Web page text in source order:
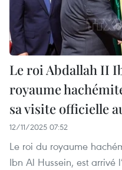
Le roi Abdallah II
royaume
sa visite officielle
12/11/2025 07:52
Le roi du royaume
Ibn Al Hussein, est arrivé